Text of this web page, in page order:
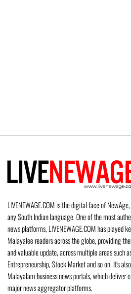
LIVENEWAGE.COM is the digital face of
any South Indian language. One of the most
news platforms, LIVENEWAGE.COM has played
Malayalee readers across the globe, providing
and valuable update, across multiple areas such
Entrepreneurship, Stock Market and so on. It's
Malayalam business news portals, which deliver
major news aggregator platforms.